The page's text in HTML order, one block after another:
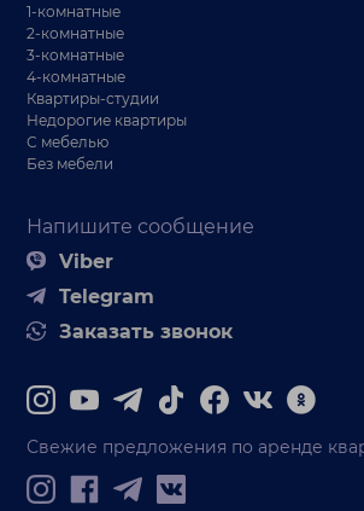
Напишите сообщение
Viber
Telegram
Заказать звонок
1-комнатные
2-комнатные
3-комнатные
4-комнатные
Квартиры-студии
Недорогие квартиры
С мебелью
Без мебели
Свежие предложения по аренде